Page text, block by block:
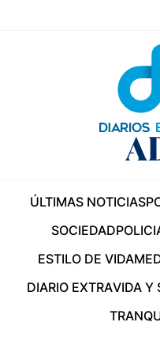
ÚLTIMAS NOTICIAS
SOCIEDAD
ESTILO DE VIDA
DIARIO EXTRAVIDA Y